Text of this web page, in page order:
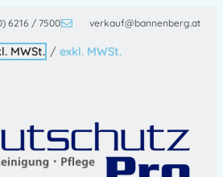
6216 / 7500 verkauf@bannenberg.at
MWSt. / exkl. MWSt.